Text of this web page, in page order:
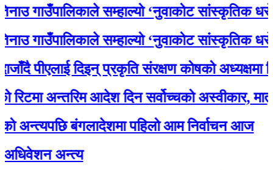
सम्हाल्यो ‘नुवाकोट सांस्कृतिक धरोहर
सम्हाल्यो ‘नुवाकोट सांस्कृतिक धरोहर
दिइन् प्रकृति संरक्षण कोषको अध्यक्षमा नियुक्ति
अन्तरिम आदेश दिन सर्वोच्चको अस्वीकार, मातृका
बंगलादेशमा पहिलो आम निर्वाचन आज
अन्त्य